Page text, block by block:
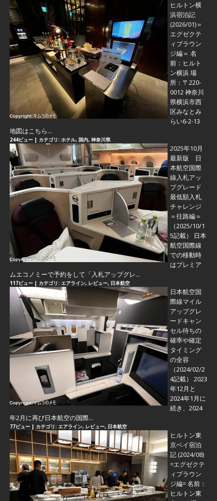
ヒルトン横
浜宿泊記
(2026/01)＝
エグゼクテ
ィブラウン
ジ編＝ 名
前：ヒルト
ン横浜 場
所：〒220-
0012 神奈川
県横浜市西
区みなとみ
らい6-2-13
地図はこちら...
244ビュー | カテゴリ: ホテル, 国内, 神奈川県
2025年10月
最新版 日
本航空国際
線入札アッ
プグレード
最低額入札
チャレンジ
＝往路編＝
（2025/10/1
5記載） 日本
航空国際線
での移動時
はプレミア
ムエコノミーで予約をして「入札アップグレ...
117ビュー | カテゴリ: エアライン, レビュー, 日本航空
日本航空国
際線マイル
アップグレ
ードキャン
セル待ちの
確率や確定
タイミング
の全容
（2024/02/2
4記載） 2023
年12月と
2024年1月に
続き、2024
年2月に再び日本航空の国際...
77ビュー | カテゴリ: エアライン, レビュー, 日本航空
ヒルトン東
京ベイ宿泊
記 (2024/08)
=エグゼクテ
ィブラウン
ジ編=名前：
ヒルトン東